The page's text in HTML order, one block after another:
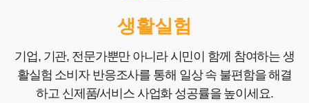
생활실험
창작물 후원
생활실험
기업, 기관, 전문가뿐만 아니라 시민이 함께 참여하는 생
활실험 소비자 반응조사를 통해 일상 속 불편함을 해결
하고 신제품/서비스 사업화 성공률을 높이세요.